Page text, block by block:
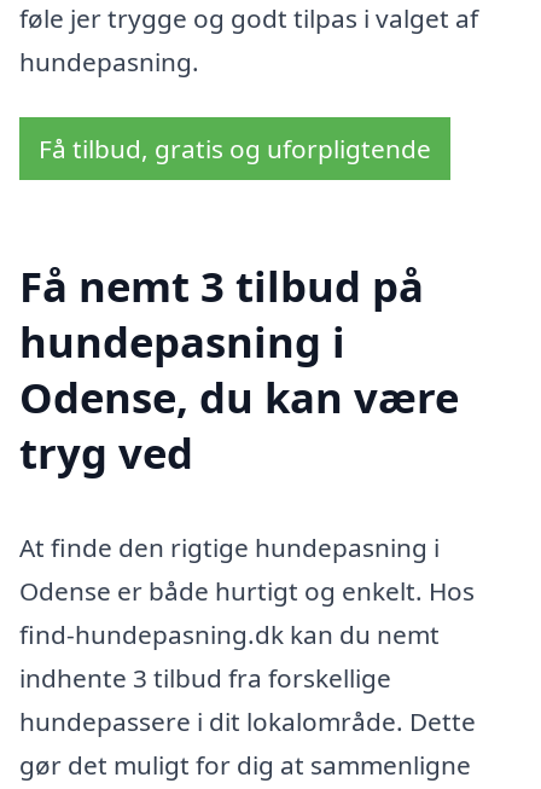
føle jer trygge og godt tilpas i valget af
hundepasning.
Få tilbud, gratis og uforpligtende
Få nemt 3 tilbud på
hundepasning i
Odense, du kan være
tryg ved
At finde den rigtige hundepasning i
Odense er både hurtigt og enkelt. Hos
find-hundepasning.dk kan du nemt
indhente 3 tilbud fra forskellige
hundepassere i dit lokalområde. Dette
gør det muligt for dig at sammenligne